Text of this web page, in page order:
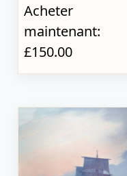
Acheter
maintenant:
£150.00